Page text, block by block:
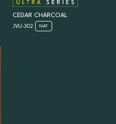
CEDAR CHARCOAL
JVU-302 NAT